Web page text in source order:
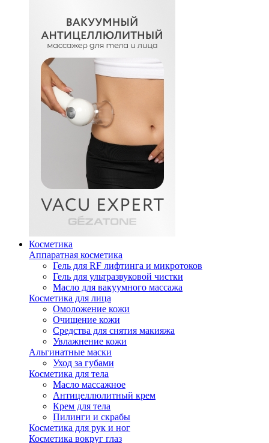
Косметика
Аппаратная косметика
Гель для RF лифтинга и микротоков
Гель для ультразвуковой чистки
Масло для вакуумного массажа
Косметика для лица
Омоложение кожи
Очищение кожи
Средства для снятия макияжа
Увлажнение кожи
Альгинатные маски
Уход за губами
Косметика для тела
Масло массажное
Антицеллюлитный крем
Крем для тела
Пилинги и скрабы
Косметика для рук и ног
Косметика вокруг глаз